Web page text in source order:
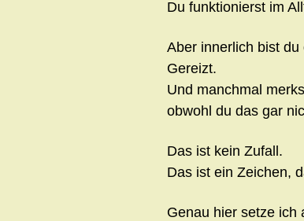
Du funktionierst im
Aber innerlich bist du
Gereizt.
Und manchmal
obwohl du das gar
Das ist kein Zufall.
Das ist ein Zeichen,
Genau hier setze ich